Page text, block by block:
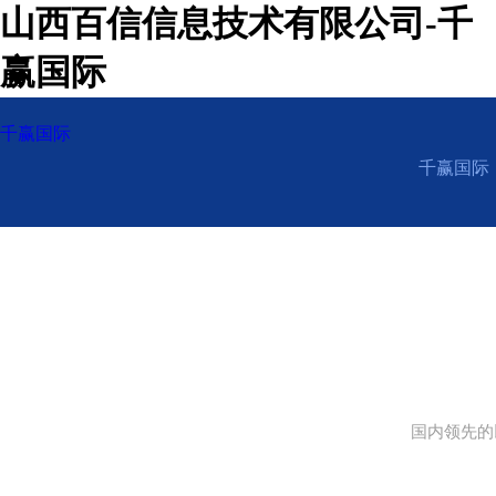
山西百信信息技术有限公司-千
赢国际
千赢国际
千赢国际
国内领先